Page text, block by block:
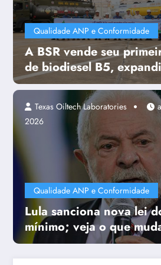
Qualidade ANP e Conformidade
A BSR vende seu
de biodiesel B5,
seu mercado de
ecológicos.
Qualidade ANP e Conformidade
Lula sanciona nova lei
mínimo; veja o que
Texas Oiltech Laboratories
2026